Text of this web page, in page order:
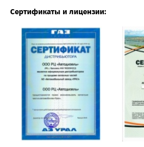
Сертификаты и лицензии: